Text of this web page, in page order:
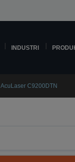
INDUSTRI
AcuLaser C9200DTN